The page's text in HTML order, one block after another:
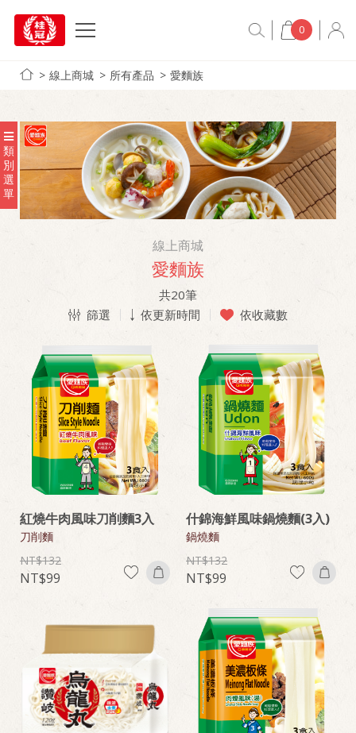
0
線上商城 所有產品 愛麵族
類
別
選
單
線上商城
愛麵族
共20筆
篩選
依更新時間 依收藏數
紅燒牛肉風味刀削麵3入
刀削麵
132
99
什錦海鮮風味鍋燒麵(3入)
鍋燒麵
132
99